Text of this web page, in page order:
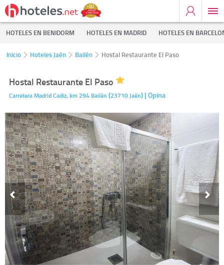
HOTELES EN BENIDORM HOTELES EN MADRID HOTELES EN
Inicio Hoteles Jaén Bailén Hostal Restaurante El Paso
Hostal Restaurante El Paso
Carretera Madrid Cadiz, km 294 Bailén (23710 Jaén) | Opina